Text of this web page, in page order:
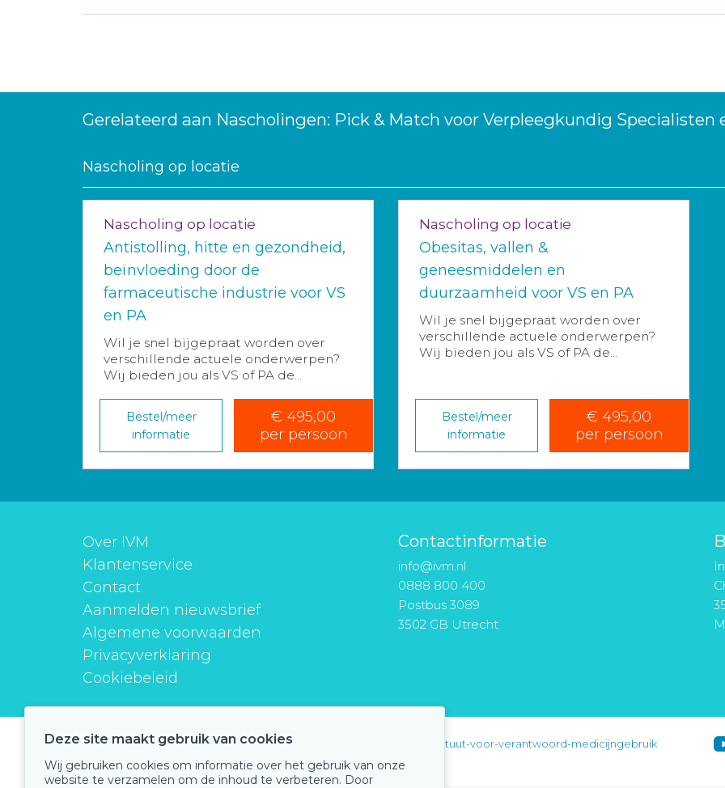
Gerelateerd aan Nascholingen: Pick & Match voor Verpleegkundig
Nascholing op locatie
Nascholing op locatie
Antistolling, hitte en gezondheid,
beïnvloeding door de
farmaceutische industrie voor VS
en PA
Wil je snel bijgepraat worden over
verschillende actuele onderwerpen?
Wij bieden jou als VS of PA de...
Bestel/meer
informatie
€ 495,00
per persoon
Nascholing op locatie
Obesitas, vallen &
geneesmiddelen en
duurzaamheid voor VS en PA
Wil je snel bijgepraat worden over
verschillende actuele onderwerpen?
Wij bieden jou als VS of PA de...
Bestel/meer
informatie
€ 495,00
per persoon
Over IVM
Klantenservice
Contact
Aanmelden nieuwsbrief
Algemene voorwaarden
Privacyverklaring
Cookiebeleid
Contactinformatie
info@ivm.nl
0888 800 400
Postbus 3089
3502 GB Utrecht
instituutverantwoordmedicijngebruik instituut-voor-verantwoord-medicijngebruik
Deze site maakt gebruik van cookies
Wij gebruiken cookies om informatie over het gebruik van onze
website te verzamelen om de inhoud te verbeteren. Door